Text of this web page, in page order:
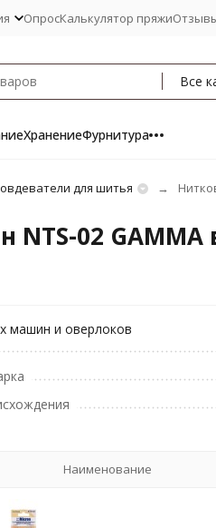
ОпросКалькулятор пряжи
Все
ХранениеФурнитура
для шитья
02 GAMMA
машин и оверлоков
Наименование